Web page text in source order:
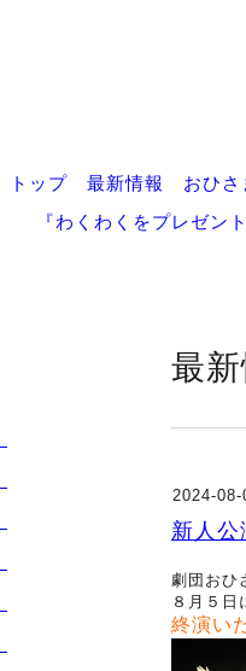
トップ 最新情報 おひ
『わくわくをプレゼン
最
2024-
新人
劇団おひ
８月５日
終演い